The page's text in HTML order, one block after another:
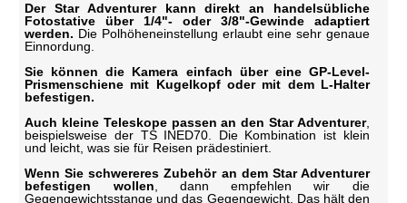
Der Star Adventurer kann direkt an handelsübliche
Fotostative über 1/4"- oder 3/8"-Gewinde adaptiert
werden. Die Polhöheneinstellung erlaubt eine sehr genaue
Einnordung.
Sie können die Kamera einfach über eine GP-Level-
Prismenschiene mit Kugelkopf oder mit dem L-Halter
befestigen.
Auch kleine Teleskope passen an den Star Adventurer,
beispielsweise der TS INED70. Die Kombination ist klein
und leicht, was sie für Reisen prädestiniert.
Wenn Sie schwereres Zubehör an dem Star Adventurer
befestigen wollen, dann empfehlen wir die
Gegengewichtsstange und das Gegengewicht. Das hält den